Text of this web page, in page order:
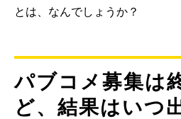
とは、なんでしょうか？
パブコメ募集は
ど、結果はいつ